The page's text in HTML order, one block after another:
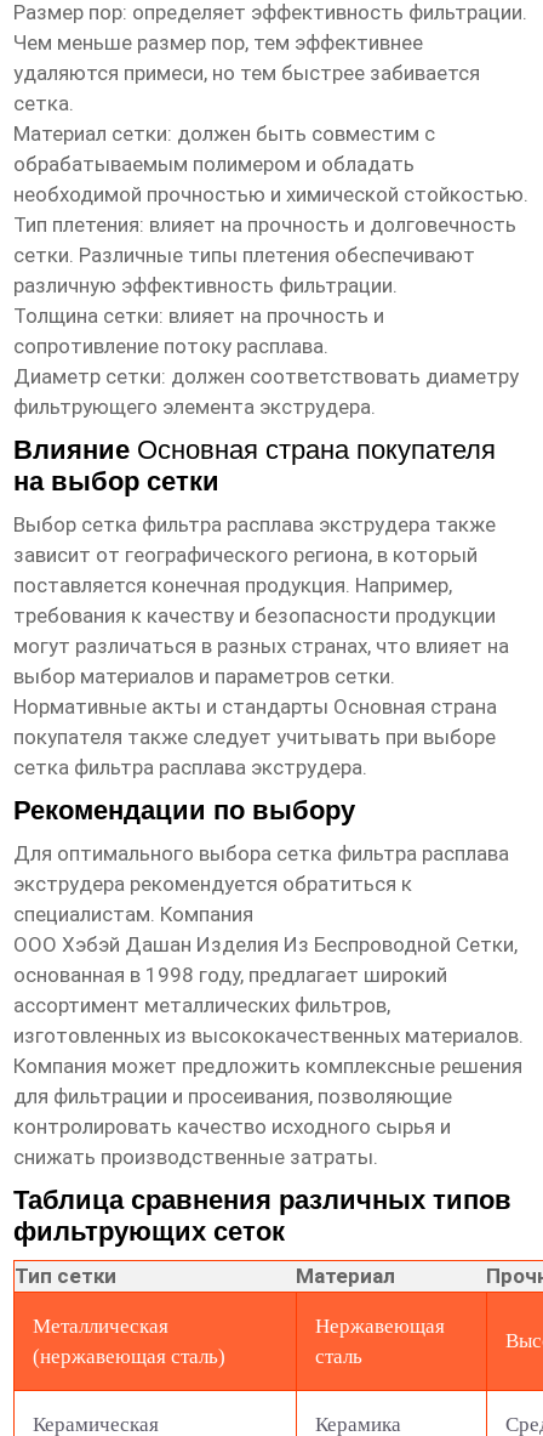
Размер пор: определяет эффективность фильтрации.
Чем меньше размер пор, тем эффективнее
удаляются примеси, но тем быстрее забивается
сетка.
Материал сетки: должен быть совместим с
обрабатываемым полимером и обладать
необходимой прочностью и химической стойкостью.
Тип плетения: влияет на прочность и долговечность
сетки. Различные типы плетения обеспечивают
различную эффективность фильтрации.
Толщина сетки: влияет на прочность и
сопротивление потоку расплава.
Диаметр сетки: должен соответствовать диаметру
фильтрующего элемента экструдера.
Влияние Основная страна покупателя
на выбор сетки
Выбор сетка фильтра расплава экструдера также
зависит от географического региона, в который
поставляется конечная продукция. Например,
требования к качеству и безопасности продукции
могут различаться в разных странах, что влияет на
выбор материалов и параметров сетки.
Нормативные акты и стандарты Основная страна
покупателя также следует учитывать при выборе
сетка фильтра расплава экструдера.
Рекомендации по выбору
Для оптимального выбора сетка фильтра расплава
экструдера рекомендуется обратиться к
специалистам. Компания
ООО Хэбэй Дашан Изделия Из Беспроводной Сетки,
основанная в 1998 году, предлагает широкий
ассортимент металлических фильтров,
изготовленных из высококачественных материалов.
Компания может предложить комплексные решения
для фильтрации и просеивания, позволяющие
контролировать качество исходного сырья и
снижать производственные затраты.
Таблица сравнения различных типов
фильтрующих сеток
Тип сетки Материал
Металлическая
(нержавеющая сталь)
Нержавеющая
сталь
Керамическая Керамика